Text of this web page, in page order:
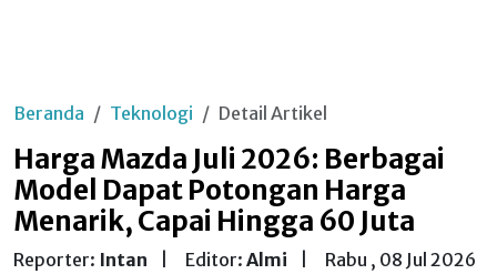
Beranda Teknologi Detail Artikel
Harga Mazda Juli 2026: Berbagai
Model Dapat Potongan Harga
Menarik, Capai Hingga 60 Juta
Reporter: Intan Editor: Almi
Rabu , 08 Jul 2026